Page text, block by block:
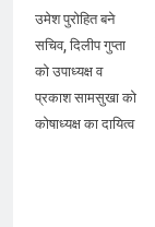
उमेश पुरोहित बने
सचिव, दिलीप गुप्ता
को उपाध्यक्ष व
प्रकाश सामसुखा को
कोषाध्यक्ष का दायित्व